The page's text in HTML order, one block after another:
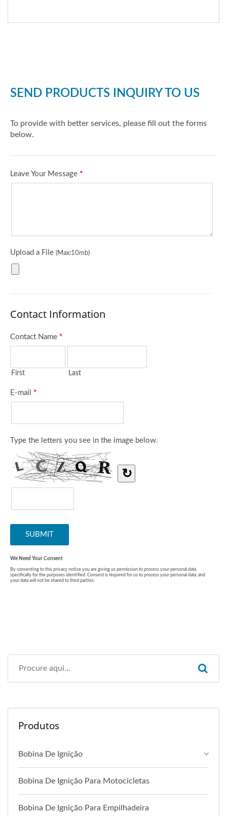
Produtos
Bobina De Ignição
Bobina De Ignição Para Motocicletas
Bobina De Ignição Para Empilhadeira